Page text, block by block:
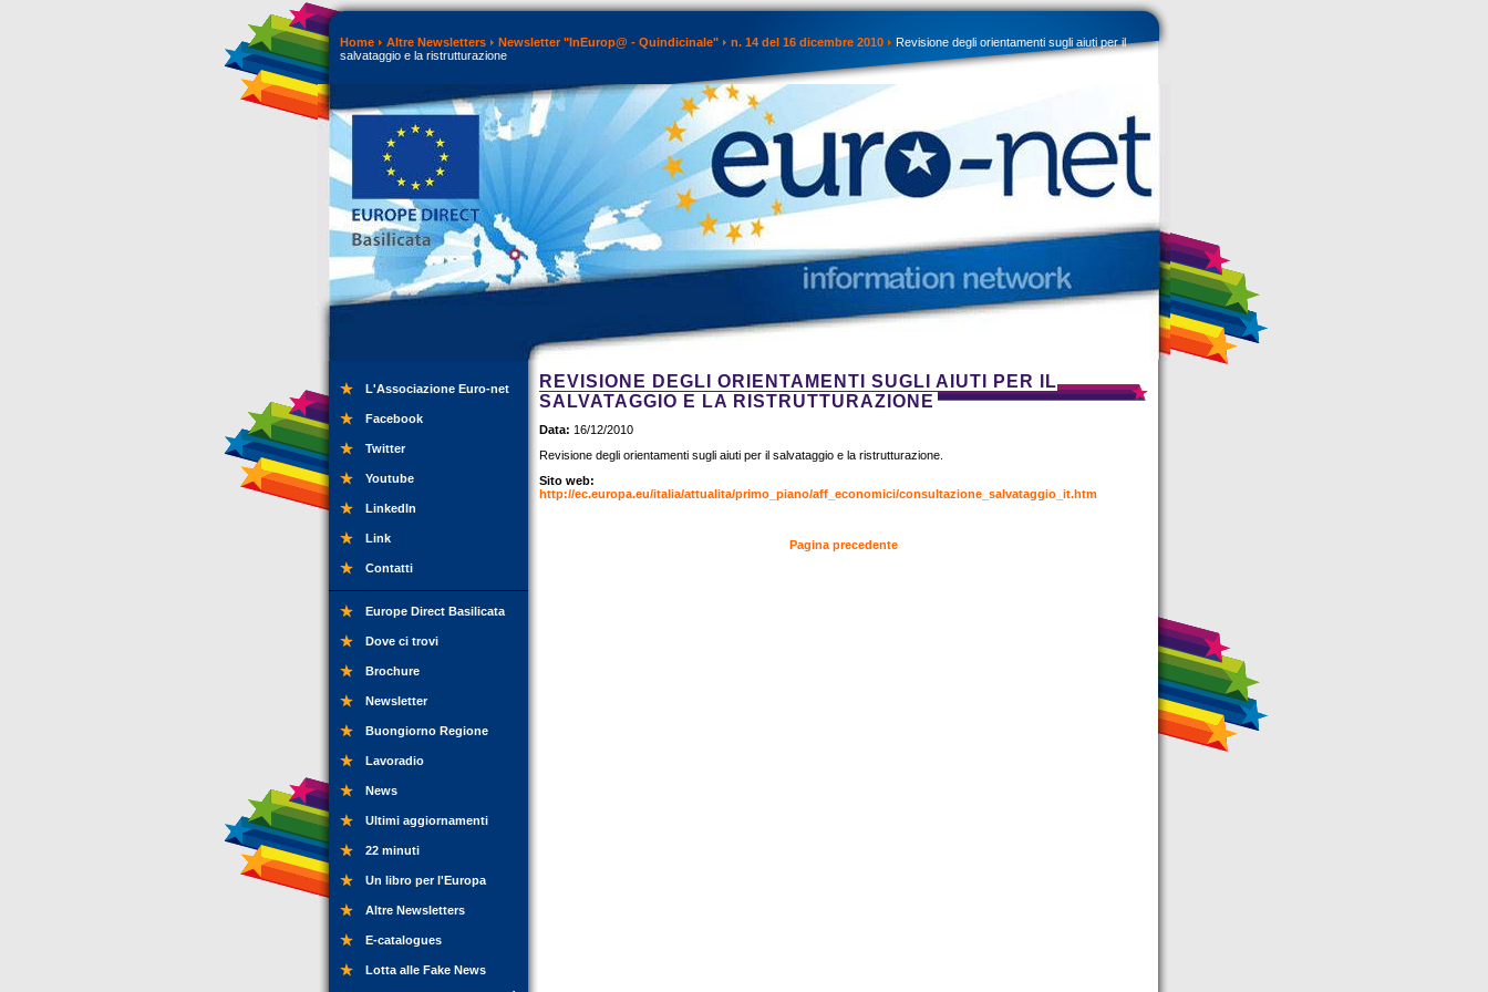
Home Altre Newsletters Newsletter "InEurop@ - Quindicinale" n. 14 del 16 dicembre 2010
Revisione degli orientamenti sugli aiuti per il
salvataggio e la ristrutturazione
L'Associazione Euro-net
Facebook
Twitter
Youtube
LinkedIn
Link
Contatti
Europe Direct Basilicata
Dove ci trovi
Brochure
Newsletter
Buongiorno Regione
Lavoradio
News
Ultimi aggiornamenti
22 minuti
Un libro per l'Europa
Altre Newsletters
E-catalogues
Lotta alle Fake News
REVISIONE DEGLI ORIENTAMENTI SUGLI AIUTI PER IL
SALVATAGGIO E LA RISTRUTTURAZIONE
Data: 16/12/2010
Revisione degli orientamenti sugli aiuti per il salvataggio e la ristrutturazione.
Sito web:
http://ec.europa.eu/italia/attualita/primo_piano/aff_economici/consultazione_salvataggio_it.htm
Pagina precedente